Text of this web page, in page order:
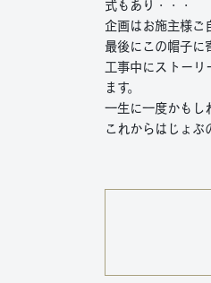
式もあり・・・
企画はお施主様ご
最後にこの帽子に
工事中にストーリ
ます。
一生に一度かもし
これからはじょぶ